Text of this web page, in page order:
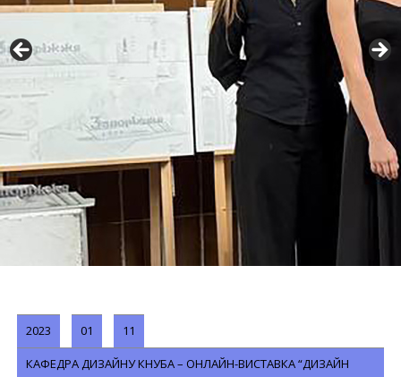
2023 01 11
КАФЕДРА ДИЗАЙНУ КНУБА – ОНЛАЙН-ВИСТАВКА “ДИЗАЙН